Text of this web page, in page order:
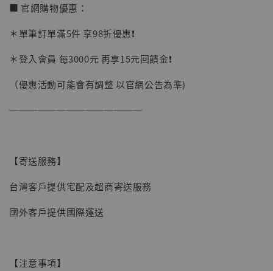
加購優惠【讓子彈飛 鵝城縣長 張麻子 [BK01]】
■ 官網購物優惠：
＊單筆訂單滿5件 享98折優惠❗️
＊登入會員 每3000元 再享15元回饋金❗️
（優惠活動可能會有調整 以官網公告為準)
──────────────
【寄送服務】
台灣客戶提供宅配及超商寄送服務
國外客戶提供國際運送
【注意事項】